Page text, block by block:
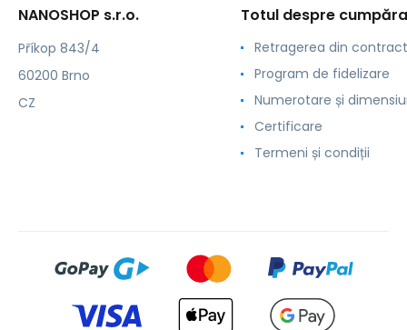
NANOSHOP s.r.o.
Příkop 843/4
60200 Brno
CZ
Totul despre
Retragerea din contract
Program de fidelizare
Numerotare și
Certificare
Termeni și condiții